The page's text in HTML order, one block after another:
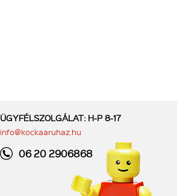
ÜGYFÉLSZOLGÁLAT: H-P 8-17
info@kockaaruhaz.hu
06 20 2906868